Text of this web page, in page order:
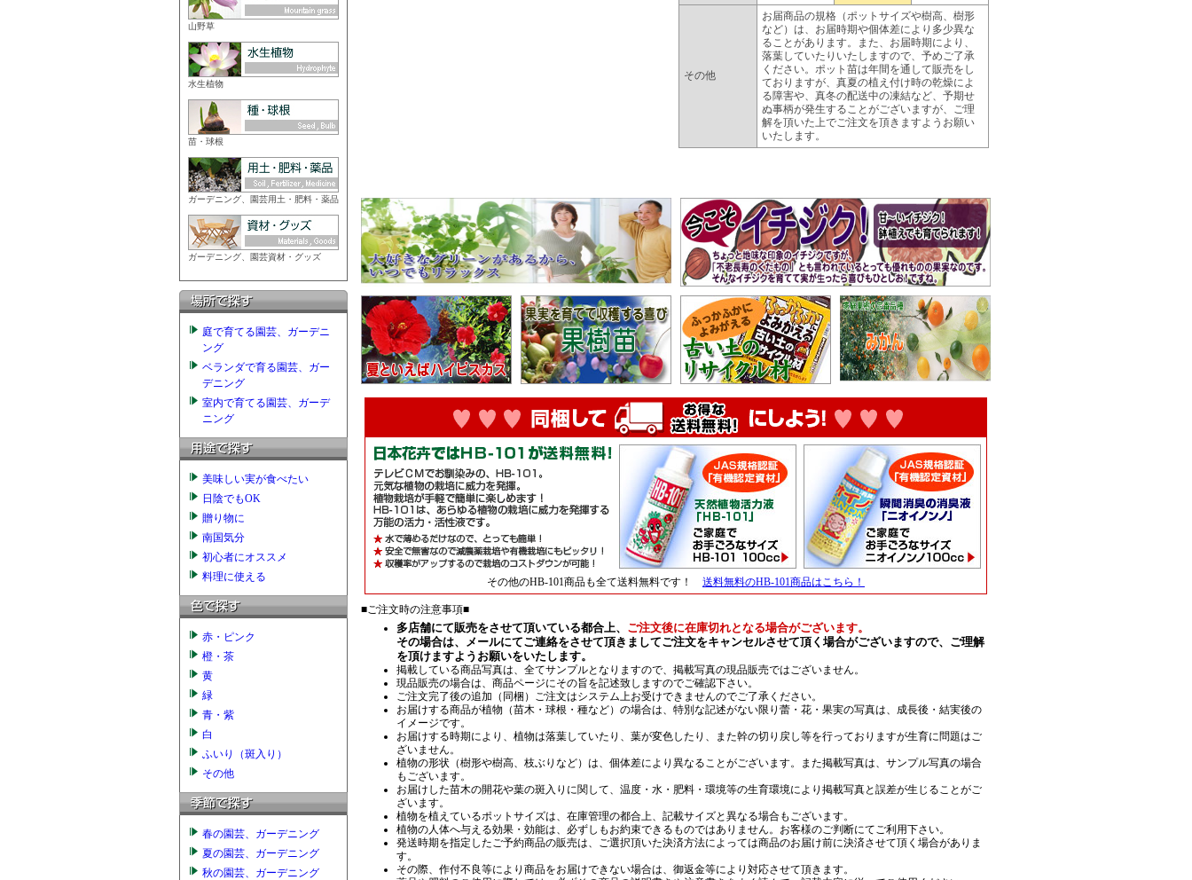
山野草
水生植物
苗・球根
ガーデニング、園芸用土・肥料・薬品
ガーデニング、園芸資材・グッズ
庭で育てる園芸、ガーデニ
ング
ベランダで育る園芸、ガー
デニング
室内で育てる園芸、ガーデ
ニング
美味しい実が食べたい
日陰でもOK
贈り物に
南国気分
初心者にオススメ
料理に使える
赤・ピンク
橙・茶
黄
緑
青・紫
白
ふいり（斑入り）
その他
春の園芸、ガーデニング
夏の園芸、ガーデニング
秋の園芸、ガーデニング
その他
お届商品の規格（ポットサイズや樹高、樹形
など）は、お届時期や個体差により多少異な
ることがあります。また、お届時期により、
落葉していたりいたしますので、予めご了承
ください。ポット苗は年間を通して販売をし
ておりますが、真夏の植え付け時の乾燥によ
る障害や、真冬の配送中の凍結など、予期せ
ぬ事柄が発生することがございますが、ご理
解を頂いた上でご注文を頂きますようお願い
いたします。